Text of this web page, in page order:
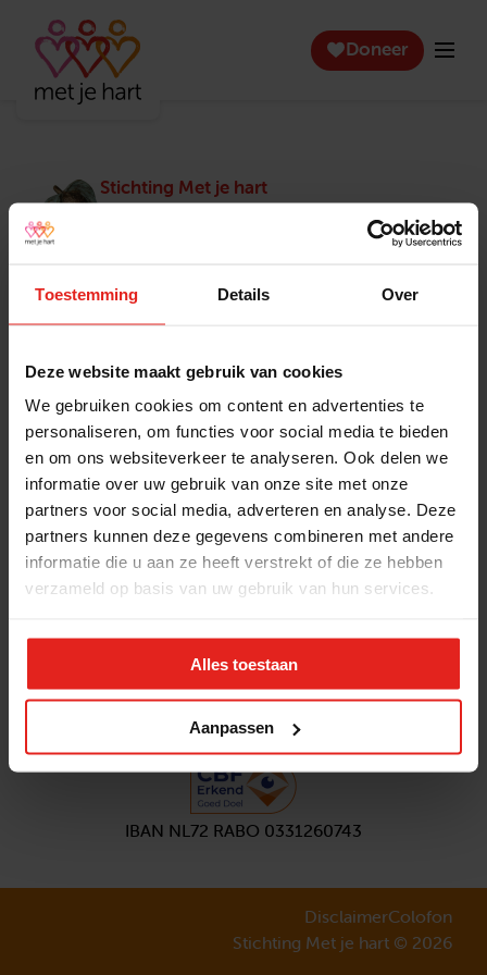
Toestemming Details Over
Deze website maakt gebruik van cookies
We gebruiken cookies om content en advertenties te
personaliseren, om functies voor social media te bieden
en om ons websiteverkeer te analyseren. Ook delen we
informatie over uw gebruik van onze site met onze
partners voor social media, adverteren en analyse. Deze
partners kunnen deze gegevens combineren met andere
informatie die u aan ze heeft verstrekt of die ze hebben
verzameld op basis van uw gebruik van hun services.
Alles toestaan
Aanpassen
Doneer
Stichting Met je hart
Stichting Met je hart laat ouderen die zich
eenzaam voelen weer genieten en inspireert
winnaar van het Appeltje van Oranje.
Actuele vacatures
Pers en media
Jaarverslag 2025
Contact
Klachtenprocedure
Privacyverklaring
Opzeggen
Volg ons
Aanmeldennieuwsbrief
IBAN NL72 RABO 0331260743
DisclaimerColofon
Stichting Met je hart © 2026